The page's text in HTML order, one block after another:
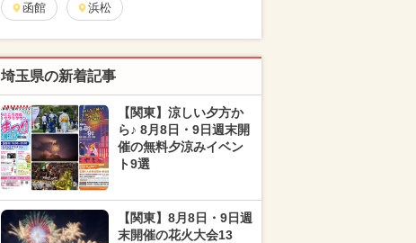
函館 浜松
埼玉県の新着記事
【関東】涼しい夕方か
ら♪ 8月8日・9日週末開
催の無料夕涼みイベン
ト9選
【関東】8月8日・9日週
末開催の花火大会13